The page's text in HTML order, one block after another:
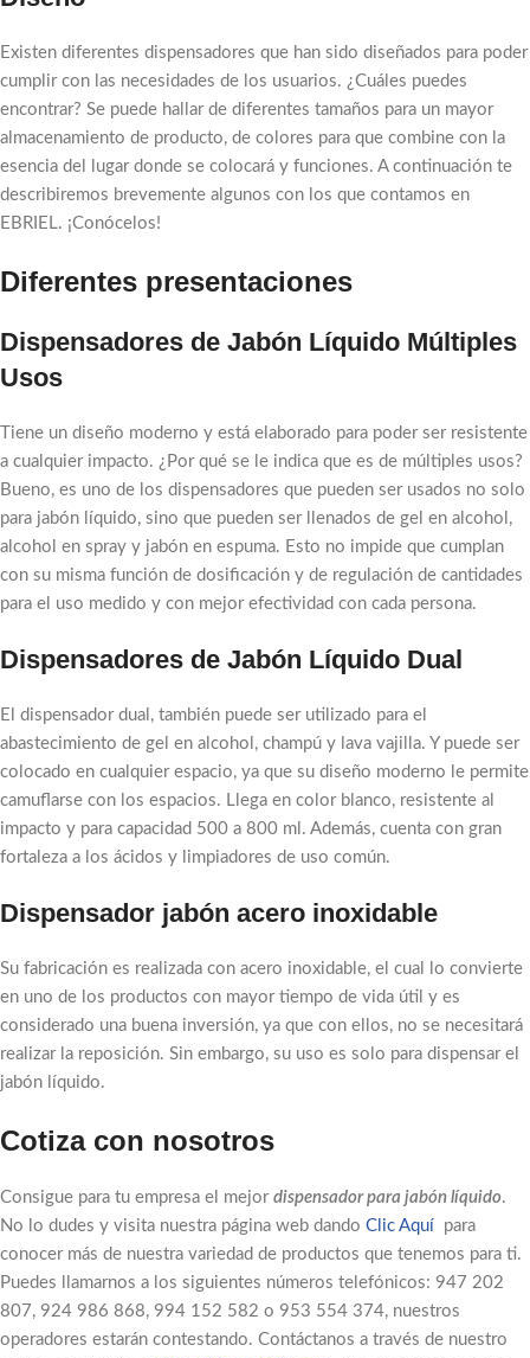
Existen diferentes dispensadores que han sido diseñados para poder
cumplir con las necesidades de los usuarios. ¿Cuáles puedes
encontrar? Se puede hallar de diferentes tamaños para un mayor
almacenamiento de producto, de colores para que combine con la
esencia del lugar donde se colocará y funciones. A continuación te
describiremos brevemente algunos con los que contamos en
EBRIEL. ¡Conócelos!
Diferentes presentaciones
Dispensadores de Jabón Líquido Múltiples
Usos
Tiene un diseño moderno y está elaborado para poder ser resistente
a cualquier impacto. ¿Por qué se le indica que es de múltiples usos?
Bueno, es uno de los dispensadores que pueden ser usados no solo
para jabón líquido, sino que pueden ser llenados de gel en alcohol,
alcohol en spray y jabón en espuma. Esto no impide que cumplan
con su misma función de dosificación y de regulación de cantidades
para el uso medido y con mejor efectividad con cada persona.
Dispensadores de Jabón Líquido Dual
El dispensador dual, también puede ser utilizado para el
abastecimiento de gel en alcohol, champú y lava vajilla. Y puede ser
colocado en cualquier espacio, ya que su diseño moderno le permite
camuflarse con los espacios. Llega en color blanco, resistente al
impacto y para capacidad 500 a 800 ml. Además, cuenta con gran
fortaleza a los ácidos y limpiadores de uso común.
Dispensador jabón acero inoxidable
Su fabricación es realizada con acero inoxidable, el cual lo convierte
en uno de los productos con mayor tiempo de vida útil y es
considerado una buena inversión, ya que con ellos, no se necesitará
realizar la reposición. Sin embargo, su uso es solo para dispensar el
jabón líquido.
Cotiza con nosotros
Consigue para tu empresa el mejor dispensador para jabón líquido.
No lo dudes y visita nuestra página web dando Clic Aquí para
conocer más de nuestra variedad de productos que tenemos para ti.
Puedes llamarnos a los siguientes números telefónicos: 947 202
807, 924 986 868, 994 152 582 o 953 554 374, nuestros
operadores estarán contestando. Contáctanos a través de nuestro